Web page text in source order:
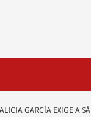
ALICIA GARCÍA EXIGE A